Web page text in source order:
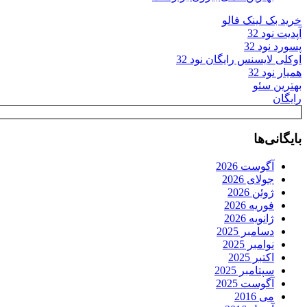
خرید بک لینک فالو
آپدیت نود 32
پسورد نود 32
اوکلی لایسنس رایگان نود 32
همیار نود 32
بهترین سئو
رایگان
بایگانی‌ها
آگوست 2026
جولای 2026
ژوئن 2026
فوریه 2026
ژانویه 2026
دسامبر 2025
نوامبر 2025
اکتبر 2025
سپتامبر 2025
آگوست 2025
می 2016